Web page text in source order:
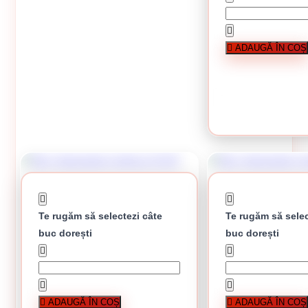
Disc diamantat de tip
A, 100 x 8,2 x 22,23 mm
ADAUGĂ ÎN COȘ
Disc diamantat continuu D125
Te rugăm să selectezi câte
buc dorești
ADAUGĂ ÎN COȘ
Disc diamantat continuu
Te rugăm să
buc dorești
ADAUGĂ ÎN COȘ